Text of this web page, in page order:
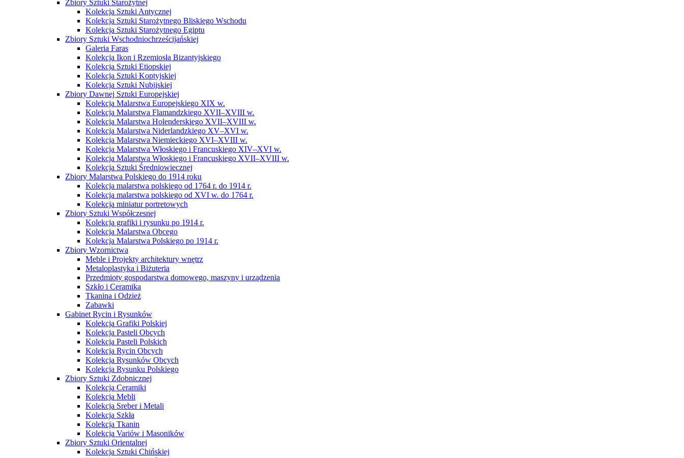
Zbiory Sztuki Starożytnej
Kolekcja Sztuki Antycznej
Kolekcja Sztuki Starożytnego Bliskiego Wschodu
Kolekcja Sztuki Starożytnego Egiptu
Zbiory Sztuki Wschodniochrześcijańskiej
Galeria Faras
Kolekcja Ikon i Rzemiosła Bizantyjskiego
Kolekcja Sztuki Etiopskiej
Kolekcja Sztuki Koptyjskiej
Kolekcja Sztuki Nubijskiej
Zbiory Dawnej Sztuki Europejskiej
Kolekcja Malarstwa Europejskiego XIX w.
Kolekcja Malarstwa Flamandzkiego XVII–XVIII w.
Kolekcja Malarstwa Holenderskiego XVII–XVIII w.
Kolekcja Malarstwa Niderlandzkiego XV–XVI w.
Kolekcja Malarstwa Niemieckiego XVI–XVIII w.
Kolekcja Malarstwa Włoskiego i Francuskiego XIV–XVI w.
Kolekcja Malarstwa Włoskiego i Francuskiego XVII–XVIII w.
Kolekcja Sztuki Średniowiecznej
Zbiory Malarstwa Polskiego do 1914 roku
Kolekcja malarstwa polskiego od 1764 r. do 1914 r.
Kolekcja malarstwa polskiego od XVI w. do 1764 r.
Kolekcja miniatur portretowych
Zbiory Sztuki Współczesnej
Kolekcja grafiki i rysunku po 1914 r.
Kolekcja Malarstwa Obcego
Kolekcja Malarstwa Polskiego po 1914 r.
Zbiory Wzornictwa
Meble i Projekty architektury wnętrz
Metaloplastyka i Biżuteria
Przedmioty gospodarstwa domowego, maszyny i urządzenia
Szkło i Ceramika
Tkanina i Odzież
Zabawki
Gabinet Rycin i Rysunków
Kolekcja Grafiki Polskiej
Kolekcja Pasteli Obcych
Kolekcja Pasteli Polskich
Kolekcja Rycin Obcych
Kolekcja Rysunków Obcych
Kolekcja Rysunku Polskiego
Zbiory Sztuki Zdobnicznej
Kolekcja Ceramiki
Kolekcja Mebli
Kolekcja Sreber i Metali
Kolekcja Szkła
Kolekcja Tkanin
Kolekcja Variów i Masoników
Zbiory Sztuki Orientalnej
Kolekcja Sztuki Chińskiej